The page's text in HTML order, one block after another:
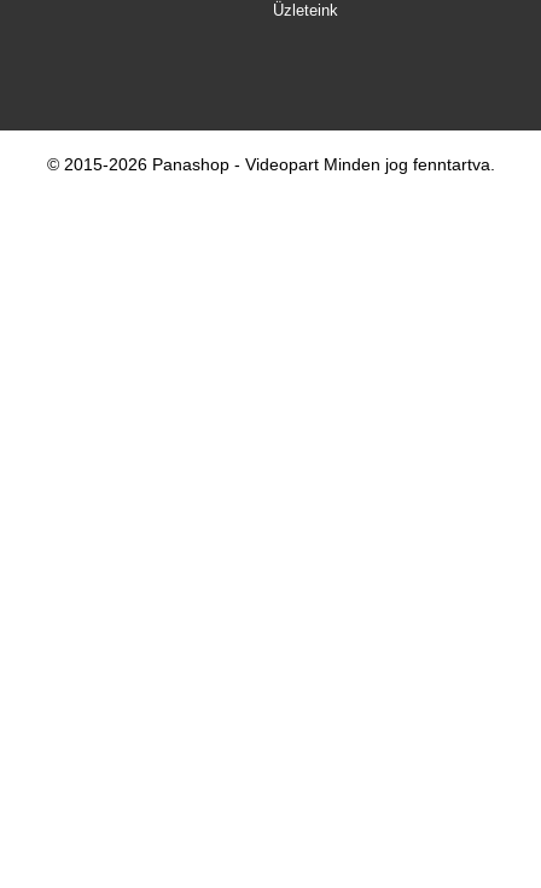
Üzleteink
© 2015-2026 Panashop - Videopart Minden jog fenntartva.